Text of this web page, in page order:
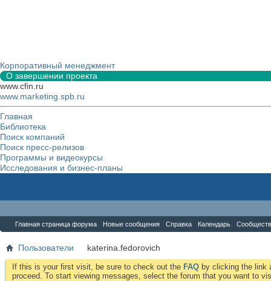
Корпоративный менеджмент
О завершении проекта
www.cfin.ru
www.marketing.spb.ru
Главная
Библиотека
Поиск компаний
Поиск пресс-релизов
Программы и видеокурсы
Исследования и бизнес-планы
Главная страница форума Новые сообщения Справка Календарь
Пользователи katerina.fedorovich
If this is your first visit, be sure to check out the FAQ by clicking the link
proceed. To start viewing messages, select the forum that you want to